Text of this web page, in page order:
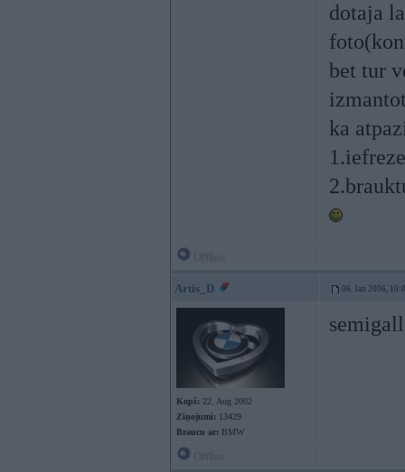
dotaja
bet tur
ka
Artis_D 06. Jan 2006,
Kopš: 22. Aug 2002
Ziņojumi: 13429
Braucu ar: BMW